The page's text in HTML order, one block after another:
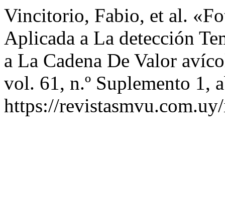
Vincitorio, Fabio, et al.
Aplicada a La detección
a La Cadena De Valor
vol. 61, n.º Suplemento 1,
https://